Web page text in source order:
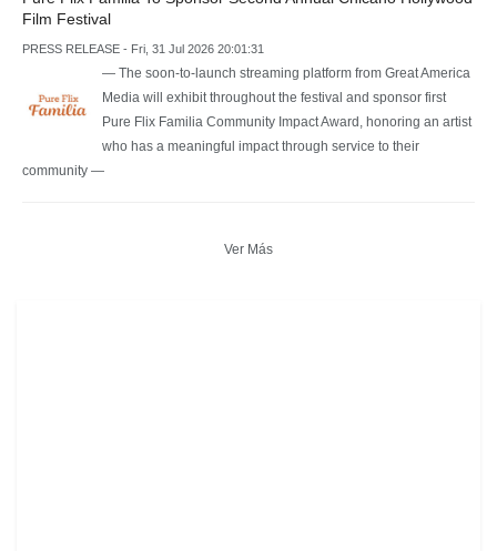
Film Festival
PRESS RELEASE - Fri, 31 Jul 2026 20:01:31
— The soon-to-launch streaming platform from Great America
Media will exhibit throughout the festival and sponsor first
Pure Flix Familia Community Impact Award, honoring an artist
who has a meaningful impact through service to their
community —
Ver Más